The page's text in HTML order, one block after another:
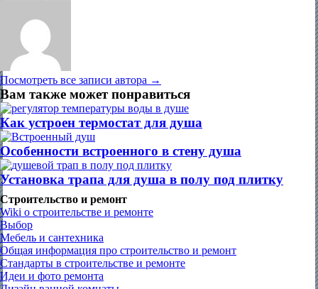
Посмотреть все записи автора →
Вам также может понравиться
Как устроен термостат для душа
Особенности встроенного в стену душа
Установка трапа для душа в полу под плитку
Строительство и ремонт
Wiki о строительстве и ремонте
Выбор
Мебель и сантехника
Общая информация про строительство и ремонт
Стандарты в строительстве и ремонте
Идеи и фото ремонта